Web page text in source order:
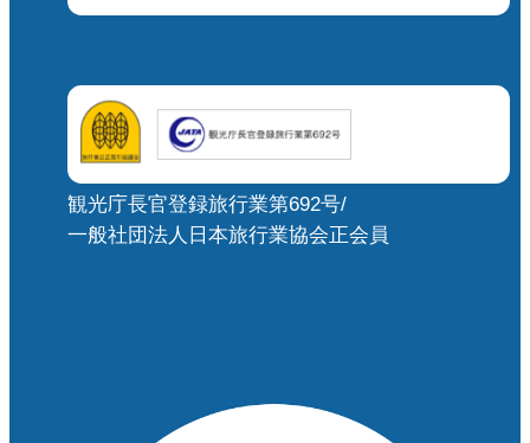
観光庁長官登録旅行業第692号/
一般社団法人日本旅行業協会正会員